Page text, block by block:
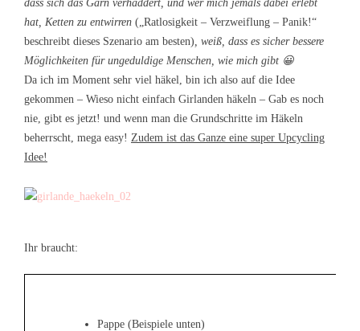
dass sich das Garn verhäddert, und wer mich jemals dabei erlebt
hat, Ketten zu entwirren („Ratlosigkeit – Verzweiflung – Panik!“
beschreibt dieses Szenario am besten), weiß, dass es sicher bessere
Möglichkeiten für ungeduldige Menschen, wie mich gibt 😀
Da ich im Moment sehr viel häkel, bin ich also auf die Idee
gekommen – Wieso nicht einfach Girlanden häkeln – Gab es noch
nie, gibt es jetzt! und wenn man die Grundschritte im Häkeln
beherrscht, mega easy! Zudem ist das Ganze eine super Upcycling
Idee!
Ihr braucht:
Pappe (Beispiele unten)